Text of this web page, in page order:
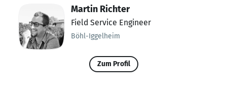
Martin Richter
Field Service Engineer
Böhl-Iggelheim
Zum Profil